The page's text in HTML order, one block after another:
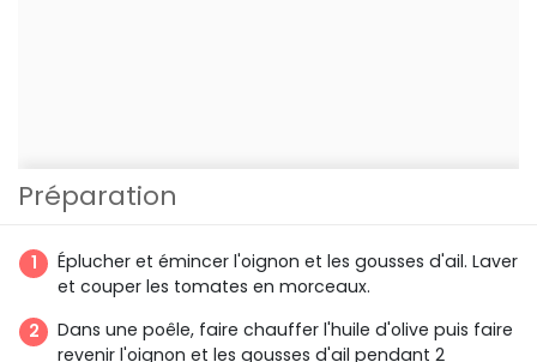
Préparation
Éplucher et émincer l'oignon et les gousses d'ail. Laver
et couper les tomates en morceaux.
Dans une poêle, faire chauffer l'huile d'olive puis faire
revenir l'oignon et les gousses d'ail pendant 2